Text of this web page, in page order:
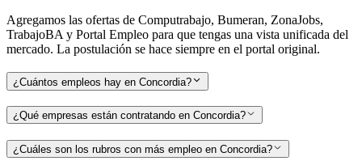
Agregamos las ofertas de Computrabajo, Bumeran, ZonaJobs,
TrabajoBA y Portal Empleo para que tengas una vista unificada del
mercado. La postulación se hace siempre en el portal original.
¿Cuántos empleos hay en Concordia?
¿Qué empresas están contratando en Concordia?
¿Cuáles son los rubros con más empleo en Concordia?